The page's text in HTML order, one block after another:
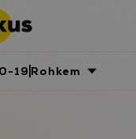
19 Rohkem